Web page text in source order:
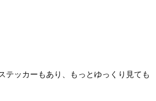
テッカーもあり、もっとゆっくり見ても